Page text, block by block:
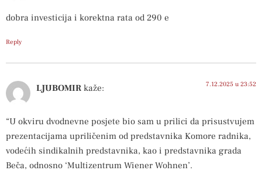
dobra investicija i korektna rata od 290 e
Reply
LJUBOMIR kaže: 7.12.2025 u 23:52
“U okviru dvodnevne posjete bio sam u prilici da prisustvujem
prezentacijama upriličenim od predstavnika Komore radnika,
vodećih sindikalnih predstavnika, kao i predstavnika grada
Beča, odnosno ‘Multizentrum Wiener Wohnen’.